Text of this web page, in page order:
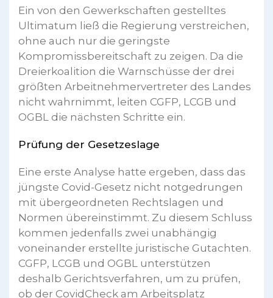
Ein von den Gewerkschaften gestelltes
Ultimatum ließ die Regierung verstreichen,
ohne auch nur die geringste
Kompromissbereitschaft zu zeigen. Da die
Dreierkoalition die Warnschüsse der drei
größten Arbeitnehmervertreter des Landes
nicht wahrnimmt, leiten CGFP, LCGB und
OGBL die nächsten Schritte ein.
Prüfung der Gesetzeslage
Eine erste Analyse hatte ergeben, dass das
jüngste Covid-Gesetz nicht notgedrungen
mit übergeordneten Rechtslagen und
Normen übereinstimmt. Zu diesem Schluss
kommen jedenfalls zwei unabhängig
voneinander erstellte juristische Gutachten.
CGFP, LCGB und OGBL unterstützen
deshalb Gerichtsverfahren, um zu prüfen,
ob der CovidCheck am Arbeitsplatz